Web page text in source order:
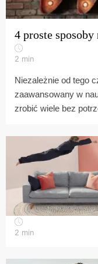
4 proste
2 min
Niezależnie od tego
zaawansowany w
zrobić wiele bez
2 min